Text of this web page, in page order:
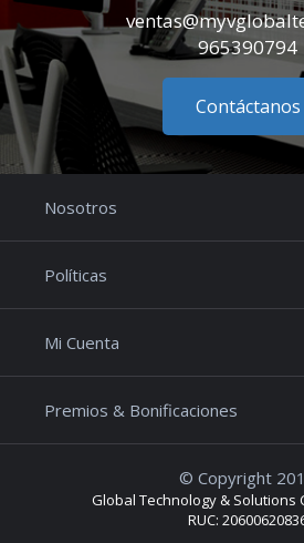
965390794
Contáctanos
Nosotros
Políticas
Mi Cuenta
Premios & Bonificaciones
© Copyright
Global Technology & Solutions
RUC: